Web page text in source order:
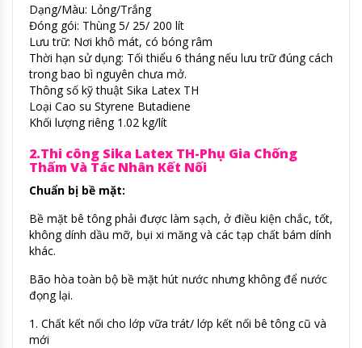
Dạng/Màu: Lỏng/Trắng
Đóng gói: Thùng 5/ 25/ 200 lít
Lưu trữ: Nơi khô mát, có bóng râm
Thời hạn sử dụng: Tối thiểu 6 tháng nếu lưu trữ đúng cách
trong bao bì nguyên chưa mở.
Thông số kỹ thuật Sika Latex TH
Loại Cao su Styrene Butadiene
Khối lượng riêng 1.02 kg/lít
2.Thi công Sika Latex TH-Phụ Gia Chống
Thấm Và Tác Nhân Kết Nối
Chuẩn bị bề mặt:
Bề mặt bê tông phải được làm sạch, ở điều kiện chắc, tốt,
không dính dầu mỡ, bụi xi măng và các tạp chất bám dính
khác.
Bão hòa toàn bộ bề mặt hút nước nhưng không để nước
đọng lại.
1. Chất kết nối cho lớp vữa trát/ lớp kết nối bê tông cũ và
mới